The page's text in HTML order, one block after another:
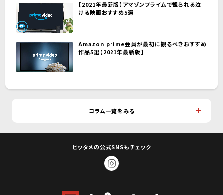
【2021年最新版】アマゾンプライムで観られる泣
ける映画おすすめ5選
Amazon prime会員が最初に観るべきおすすめ
作品5選【2021年最新版】
コラム一覧をみる
ピッタメの公式SNSもチェック